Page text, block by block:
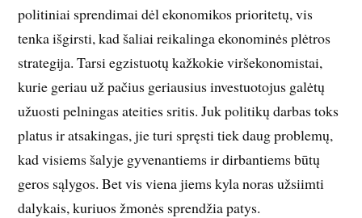
politiniai sprendimai dėl ekonomikos prioritetų, vis
tenka išgirsti, kad šaliai reikalinga ekonominės plėtros
strategija. Tarsi egzistuotų kažkokie viršekonomistai,
kurie geriau už pačius geriausius investuotojus galėtų
užuosti pelningas ateities sritis. Juk politikų darbas toks
platus ir atsakingas, jie turi spręsti tiek daug problemų,
kad visiems šalyje gyvenantiems ir dirbantiems būtų
geros sąlygos. Bet vis viena jiems kyla noras užsiimti
dalykais, kuriuos žmonės sprendžia patys.